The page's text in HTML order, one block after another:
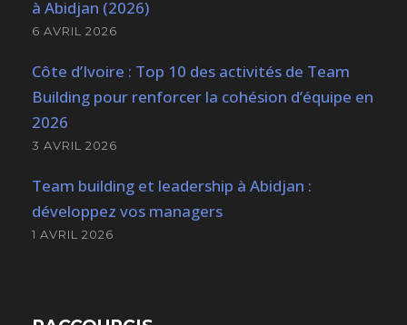
à Abidjan (2026)
6 AVRIL 2026
Côte d’Ivoire : Top 10 des activités de Team
Building pour renforcer la cohésion d’équipe en
2026
3 AVRIL 2026
Team building et leadership à Abidjan :
développez vos managers
1 AVRIL 2026